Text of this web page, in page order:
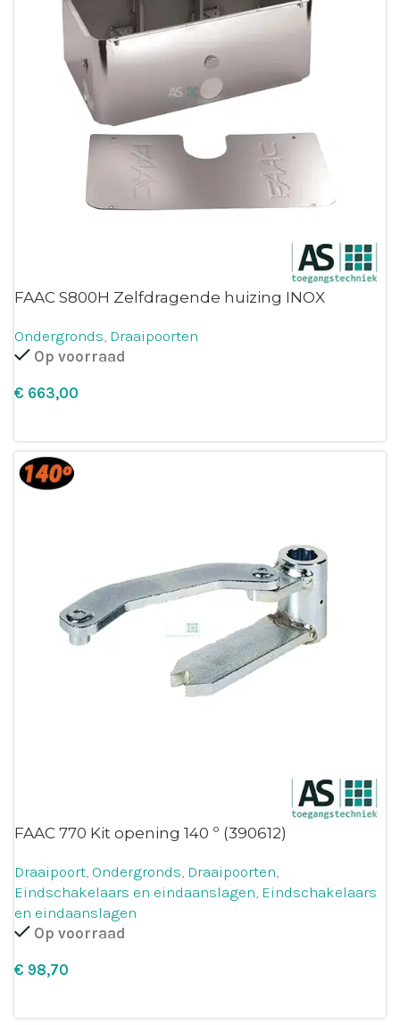
FAAC S800H Zelfdragende huizing INOX
Ondergronds, Draaipoorten
Op voorraad
€
FAAC 770 Kit opening 140 º (390612)
Draaipoort, Ondergronds, Draaipoorten,
Eindschakelaars en eindaanslagen, Eindschakelaars
en eindaanslagen
Op voorraad
€